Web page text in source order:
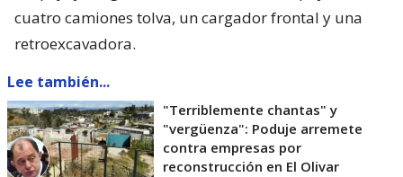
cuatro camiones tolva, un cargador frontal y una
retroexcavadora.
Lee también...
"Terriblemente chantas" y
"vergüenza": Poduje arremete
contra empresas por
reconstrucción en El Olivar